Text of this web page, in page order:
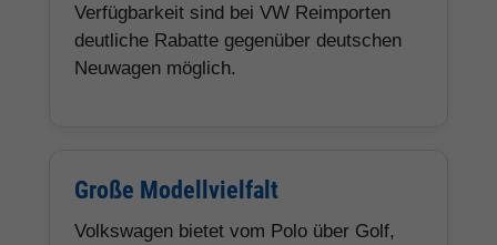
Verfügbarkeit sind bei VW Reimporten
deutliche Rabatte gegenüber deutschen
Neuwagen möglich.
Große Modellvielfalt
Volkswagen bietet vom Polo über Golf,